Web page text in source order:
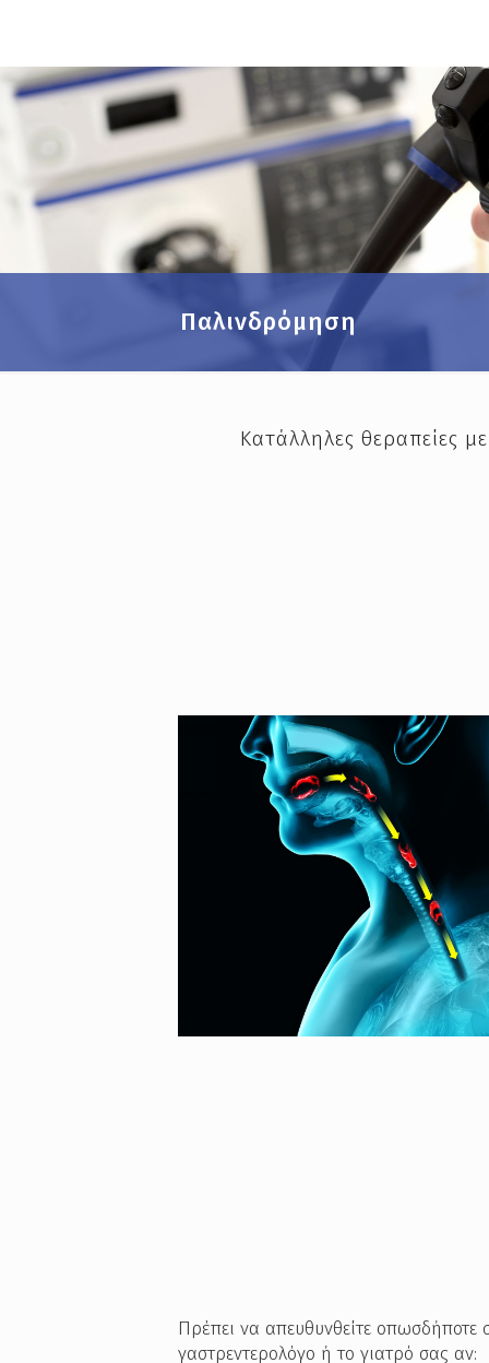
Παλινδρόμηση
Κατάλληλες θεραπείες
Πρέπει να απευθυνθείτε οπωσδήποτε
γαστρεντερολόγο ή το γιατρό σας αν: